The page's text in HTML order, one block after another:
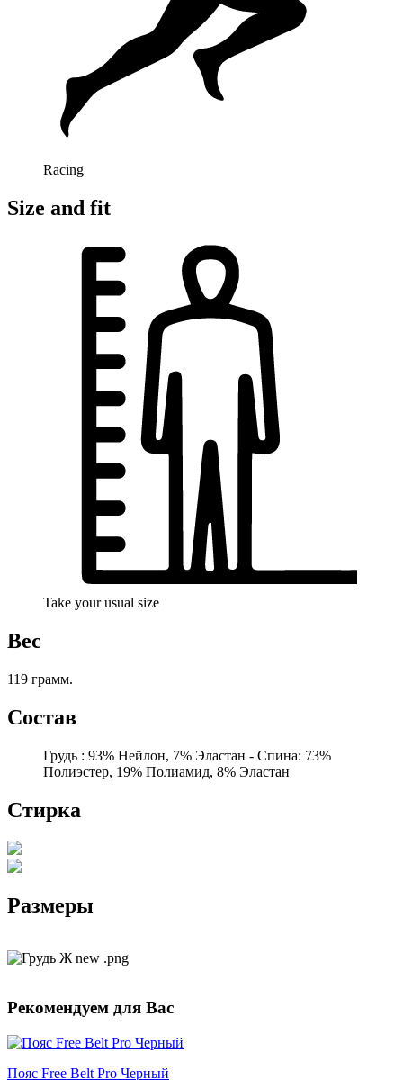
Racing
Size and fit
Take your usual size
Вес
119 грамм.
Состав
Грудь : 93% Нейлон, 7% Эластан - Спина: 73%
Полиэстер, 19% Полиамид, 8% Эластан
Стирка
Размеры
Рекомендуем для Вас
Пояс Free Belt Pro Черный